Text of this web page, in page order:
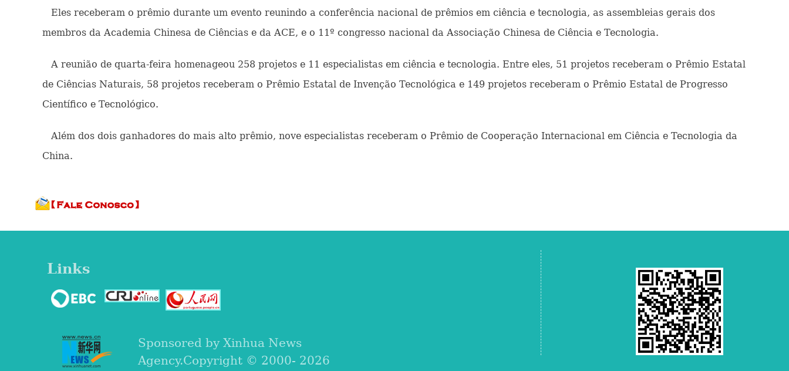
Eles receberam o prêmio durante um evento reunindo a conferência nacional de prêmios em ciência e tecnologia, as assembleias gerais dos
membros da Academia Chinesa de Ciências e da ACE, e o 11º congresso nacional da Associação Chinesa de Ciência e Tecnologia.
A reunião de quarta-feira homenageou 258 projetos e 11 especialistas em ciência e tecnologia. Entre eles, 51 projetos receberam o Prêmio Estatal
de Ciências Naturais, 58 projetos receberam o Prêmio Estatal de Invenção Tecnológica e 149 projetos receberam o Prêmio Estatal de Progresso
Científico e Tecnológico.
Além dos dois ganhadores do mais alto prêmio, nove especialistas receberam o Prêmio de Cooperação Internacional em Ciência e Tecnologia da
China.
Links
Sponsored by Xinhua News
Agency.Copyright © 2000- 2026